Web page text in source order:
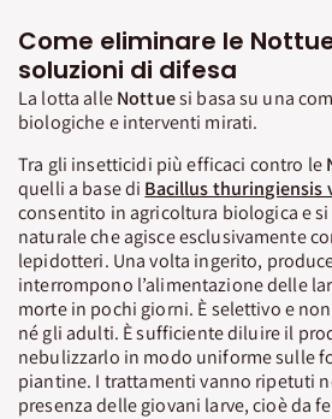
Come eliminare le
soluzioni di difesa
La lotta alleNottuesi basa su una
biologiche e interventi mirati.
Tra gli insetticidi più efficaci contro le
quelli a base di Bacillus thuringiensis
consentito in agricoltura biologica e
naturale che agisce esclusivamente
lepidotteri. Una volta ingerito,
interrompono l’alimentazione delle
morte in pochi giorni. È selettivo e
né gli adulti. È sufficiente diluire il
nebulizzarlo in modo uniforme sulle
piantine. I trattamenti vanno ripetuti
presenza delle giovani larve, cioè da